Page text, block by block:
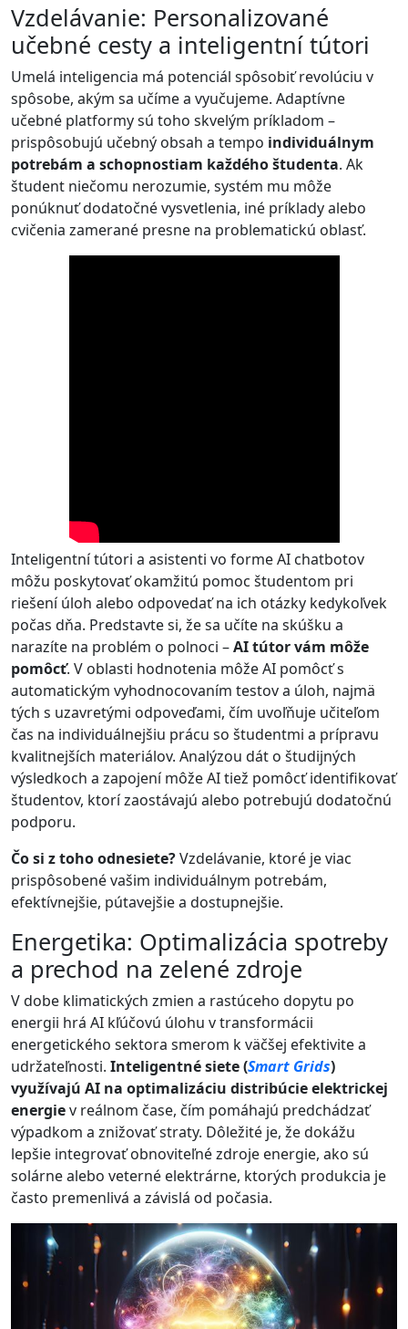
Vzdelávanie: Personalizované
učebné cesty a inteligentní tútori
Umelá inteligencia má potenciál spôsobiť revolúciu v
spôsobe, akým sa učíme a vyučujeme. Adaptívne
učebné platformy sú toho skvelým príkladom –
prispôsobujú učebný obsah a tempo individuálnym
potrebám a schopnostiam každého študenta. Ak
študent niečomu nerozumie, systém mu môže
ponúknuť dodatočné vysvetlenia, iné príklady alebo
cvičenia zamerané presne na problematickú oblasť.
Inteligentní tútori a asistenti vo forme AI chatbotov
môžu poskytovať okamžitú pomoc študentom pri
riešení úloh alebo odpovedať na ich otázky kedykoľvek
počas dňa. Predstavte si, že sa učíte na skúšku a
narazíte na problém o polnoci –AI tútor vám môže
pomôcť. V oblasti hodnotenia môže AI pomôcť s
automatickým vyhodnocovaním testov a úloh, najmä
tých s uzavretými odpoveďami, čím uvoľňuje učiteľom
čas na individuálnejšiu prácu so študentmi a prípravu
kvalitnejších materiálov. Analýzou dát o študijných
výsledkoch a zapojení môže AI tiež pomôcť identifikovať
študentov, ktorí zaostávajú alebo potrebujú dodatočnú
podporu.
Čo si z toho odnesiete?Vzdelávanie, ktoré je viac
prispôsobené vašim individuálnym potrebám,
efektívnejšie, pútavejšie a dostupnejšie.
Energetika: Optimalizácia spotreby
a prechod na zelené zdroje
V dobe klimatických zmien a rastúceho dopytu po
energii hrá AI kľúčovú úlohu v transformácii
energetického sektora smerom k väčšej efektivite a
udržateľnosti. Inteligentné siete (Smart Grids)
využívajú AI na optimalizáciu distribúcie elektrickej
energiev reálnom čase, čím pomáhajú predchádzať
výpadkom a znižovať straty. Dôležité je, že dokážu
lepšie integrovať obnoviteľné zdroje energie, ako sú
solárne alebo veterné elektrárne, ktorých produkcia je
často premenlivá a závislá od počasia.